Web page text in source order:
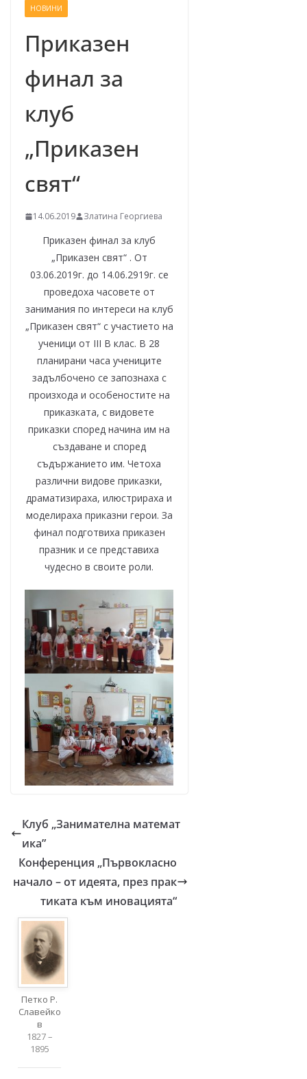
НОВИНИ
Приказен
финал за
клуб
„Приказен
свят“
14.06.2019 Златина Георгиева
Приказен финал за клуб
„Приказен свят“ . От
03.06.2019г. до 14.06.2919г. се
проведоха часовете от
занимания по интереси на клуб
„Приказен свят“ с участието на
ученици от III В клас. В 28
планирани часа учениците
задълбочено се запознаха с
произхода и особеностите на
приказката, с видовете
приказки според начина им на
създаване и според
съдържанието им. Четоха
различни видове приказки,
драматизираха, илюстрираха и
моделираха приказни герои. За
финал подготвиха приказен
празник и се представиха
чудесно в своите роли.
Клуб „Занимателна математ
ика”
Конференция „Първокласно
начало – от идеята, през прак
тиката към иновацията“
Петко Р.
Славейко
в
1827 –
1895